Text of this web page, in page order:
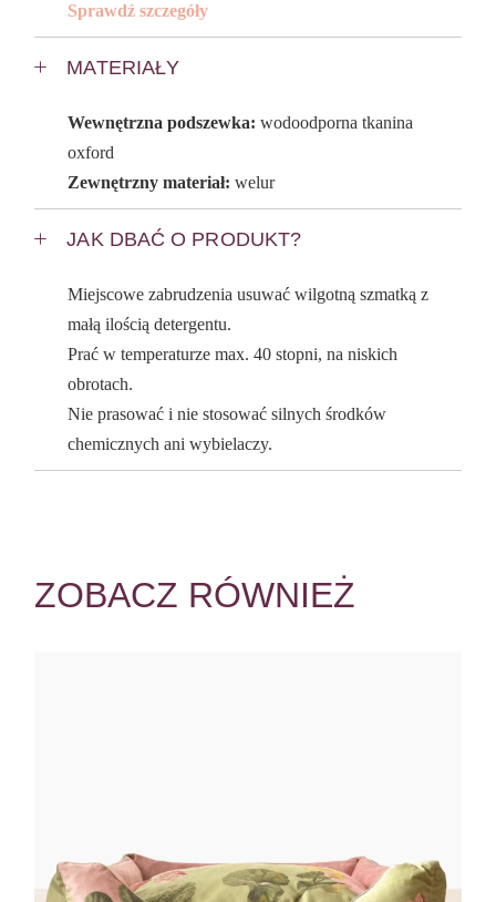
Sprawdź szczegóły
MATERIAŁY
Wewnętrzna podszewka: wodoodporna tkanina
oxford
Zewnętrzny materiał: welur
JAK DBAĆ O PRODUKT?
Miejscowe zabrudzenia usuwać wilgotną szmatką z
małą ilością detergentu.
Prać w temperaturze max. 40 stopni, na niskich
obrotach.
Nie prasować i nie stosować silnych środków
chemicznych ani wybielaczy.
ZOBACZ RÓWNIEŻ